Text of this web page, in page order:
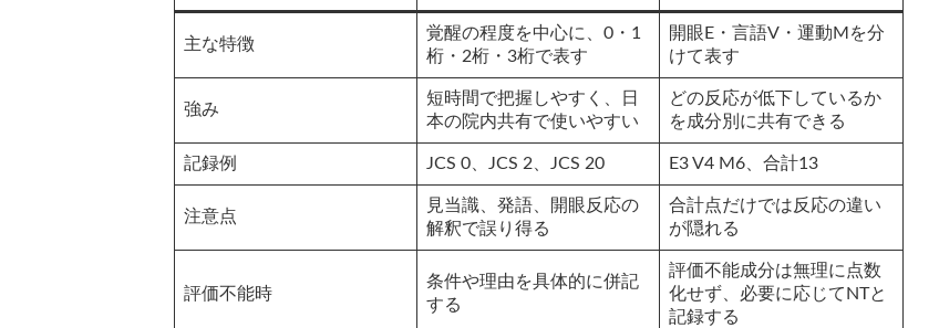
主な特徴
覚醒の程度を中心に、0・1
桁・2桁・3桁で表す
開眼E・言語V・運動Mを分
けて表す
強み
短時間で把握しやすく、日
本の院内共有で使いやすい
どの反応が低下しているか
を成分別に共有できる
記録例 JCS 0、JCS 2、JCS 20 E3 V4 M6、合計13
注意点
見当識、発語、開眼反応の
解釈で誤り得る
合計点だけでは反応の違い
が隠れる
評価不能時
条件や理由を具体的に併記
する
評価不能成分は無理に点数
化せず、必要に応じてNTと
記録する